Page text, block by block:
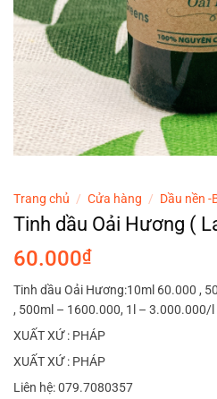
Trang chủ / Cửa hàng / Dầu nền -
Tinh dầu Oải Hương (
60.000₫
Tinh dầu Oải Hương:10ml 60.000 ,
, 500ml – 1600.000, 1l – 3.000.000/l
XUẤT XỨ : PHÁP
XUẤT XỨ : PHÁP
Liên hệ: 079.7080357